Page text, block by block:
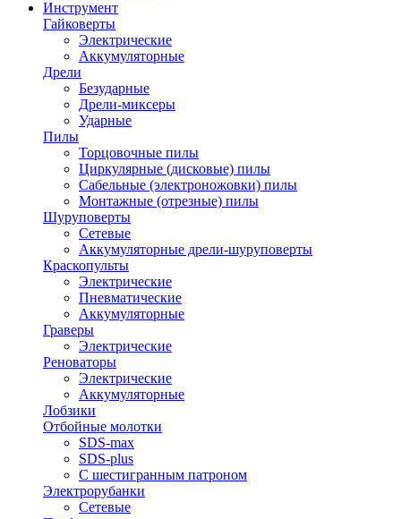
Инструмент
Гайковерты
Электрические
Аккумуляторные
Дрели
Безударные
Дрели-миксеры
Ударные
Пилы
Торцовочные пилы
Циркулярные (дисковые) пилы
Сабельные (электроножовки) пилы
Монтажные (отрезные) пилы
Шуруповерты
Сетевые
Аккумуляторные дрели-шуруповерты
Краскопульты
Электрические
Пневматические
Аккумуляторные
Граверы
Электрические
Реноваторы
Электрические
Аккумуляторные
Лобзики
Отбойные молотки
SDS-max
SDS-plus
С шестигранным патроном
Электрорубанки
Сетевые